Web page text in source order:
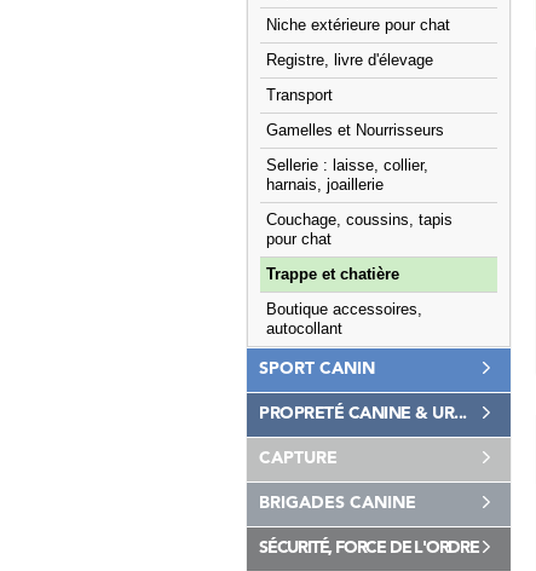
Niche extérieure pour chat
Registre, livre d'élevage
Transport
Gamelles et Nourrisseurs
Sellerie : laisse, collier,
harnais, joaillerie
Couchage, coussins, tapis
pour chat
Trappe et chatière
Boutique accessoires,
autocollant
SPORT CANIN
PROPRETÉ CANINE & UR...
CAPTURE
BRIGADES CANINE
SÉCURITÉ, FORCE DE L'ORDRE